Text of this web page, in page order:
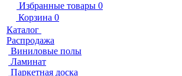
Избранные товары 0
Корзина 0
Каталог
Распродажа
Виниловые полы
Ламинат
Паркетная доска